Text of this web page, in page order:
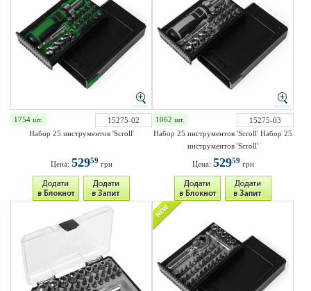
1754 шт.
15275-02
Набор 25 инструментов 'Scroll'
Цена: 52959 грн
1062 шт.
15275-03
Набор 25 инструментов 'Scroll' Набор 25
инструментов 'Scroll'
Цена: 52959 грн